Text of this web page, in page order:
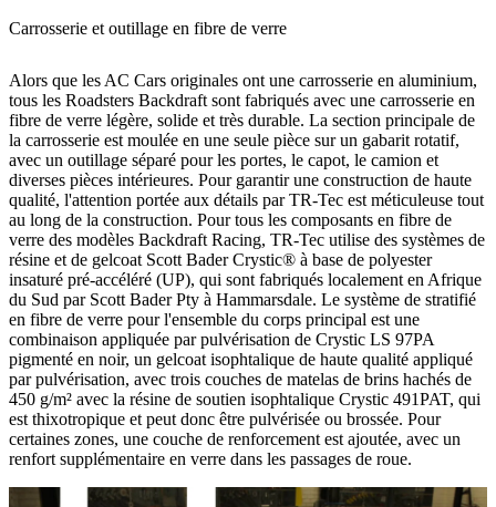
Carrosserie et outillage en fibre de verre
Alors que les AC Cars originales ont une carrosserie en aluminium,
tous les Roadsters Backdraft sont fabriqués avec une carrosserie en
fibre de verre légère, solide et très durable. La section principale de
la carrosserie est moulée en une seule pièce sur un gabarit rotatif,
avec un outillage séparé pour les portes, le capot, le camion et
diverses pièces intérieures. Pour garantir une construction de haute
qualité, l'attention portée aux détails par TR-Tec est méticuleuse tout
au long de la construction. Pour tous les composants en fibre de
verre des modèles Backdraft Racing, TR-Tec utilise des systèmes de
résine et de gelcoat Scott Bader Crystic® à base de polyester
insaturé pré-accéléré (UP), qui sont fabriqués localement en Afrique
du Sud par Scott Bader Pty à Hammarsdale. Le système de stratifié
en fibre de verre pour l'ensemble du corps principal est une
combinaison appliquée par pulvérisation de Crystic LS 97PA
pigmenté en noir, un gelcoat isophtalique de haute qualité appliqué
par pulvérisation, avec trois couches de matelas de brins hachés de
450 g/m² avec la résine de soutien isophtalique Crystic 491PAT, qui
est thixotropique et peut donc être pulvérisée ou brossée. Pour
certaines zones, une couche de renforcement est ajoutée, avec un
renfort supplémentaire en verre dans les passages de roue.